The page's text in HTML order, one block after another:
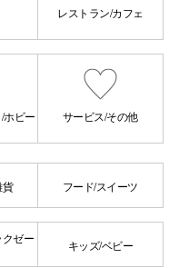
レストラン/カフェ
ホビー サービス/その他
貨 フード/スイーツ
ゼー
キッズ/ベビー
アクセ
企業情報